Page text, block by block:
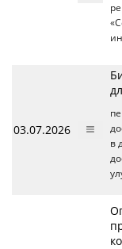
03.07.2026
в